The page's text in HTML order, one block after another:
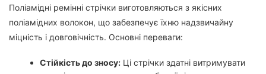
Поліамідні ремінні стрічки виготовляються з якісних
поліамідних волокон, що забезпечує їхню надзвичайну
міцність і довговічність. Основні переваги:
Стійкість до зносу: Ці стрічки здатні витримувати